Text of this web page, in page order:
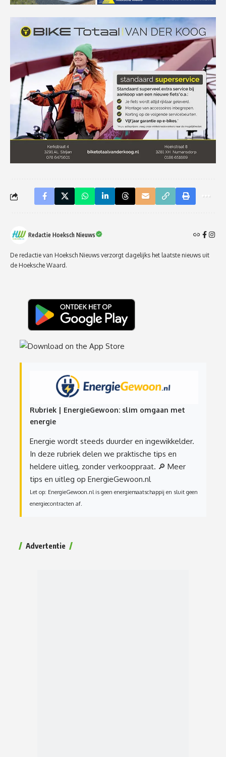
Redactie Hoeksch Nieuws
De redactie van Hoeksch Nieuws verzorgt dagelijks het laatste nieuws uit
de Hoeksche Waard.
Rubriek | EnergieGewoon: slim omgaan met
energie
Energie wordt steeds duurder en ingewikkelder.
In deze rubriek delen we praktische tips en
heldere uitleg, zonder verkooppraat. 🔎 Meer
tips en uitleg op EnergieGewoon.nl
Let op: EnergieGewoon.nl is geen energiemaatschappij en sluit geen
energiecontracten af.
Advertentie